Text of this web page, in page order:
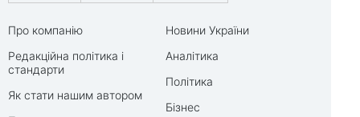
Про компанію
Редакційна політика і
стандарти
Як стати нашим автором
Новини України
Аналітика
Політика
Бізнес